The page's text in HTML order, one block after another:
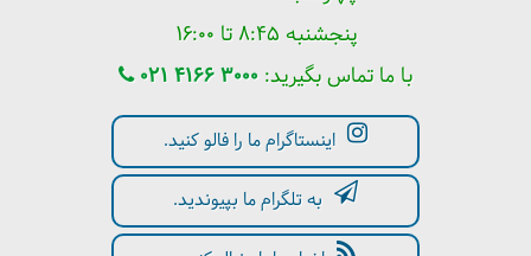
پنجشنبه ۸:۴۵ تا ۱۶:۰۰
با ما تماس بگیرید: 021 4166 3000
اینستاگرام ما را فالو کنید.
به تلگرام ما بپیوندید.